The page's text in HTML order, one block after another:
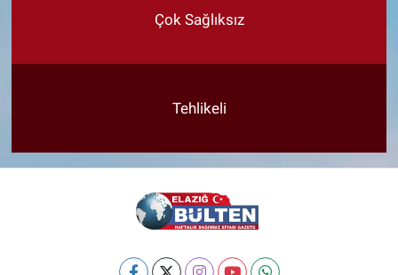
Çok Sağlıksız
Tehlikeli